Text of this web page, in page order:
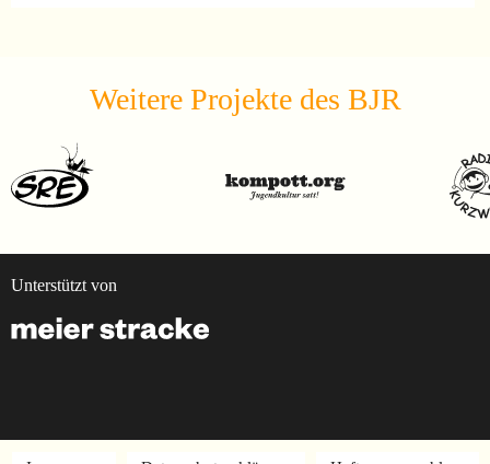
Weitere Projekte des BJR
Unterstützt von